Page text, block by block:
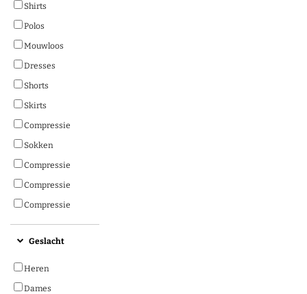
Shirts
Polos
Mouwloos
Dresses
Shorts
Skirts
Compressie
Sokken
Compressie
Compressie
Compressie
Geslacht
Heren
Dames